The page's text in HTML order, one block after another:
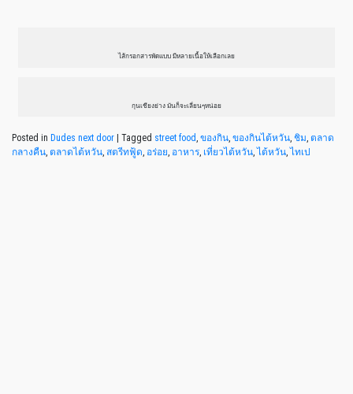
ไส้กรอกสารพัดแบบ มีหลายเนื้อให้เลือกเลย
กุนเชียงย่าง มันก็จะเลี่ยนๆหน่อย
Posted in Dudes next door Tagged street food, ของกิน, ของกินไต้หวัน, ชิม, ตลาด
กลางคืน, ตลาดไต้หวัน, สตรีทฟู้ด, อร่อย, อาหาร, เที่ยวไต้หวัน, ไต้หวัน, ไทเป